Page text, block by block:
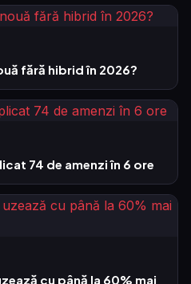
fără hibrid în 2026?
74 de amenzi în 6 ore
cu până la 60% mai